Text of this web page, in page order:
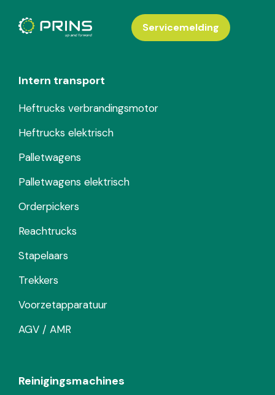
Intern transport
Heftrucks verbrandingsmotor
Heftrucks elektrisch
Palletwagens
Palletwagens elektrisch
Orderpickers
Reachtrucks
Stapelaars
Trekkers
Voorzetapparatuur
AGV / AMR
Reinigingsmachines
Servicemelding